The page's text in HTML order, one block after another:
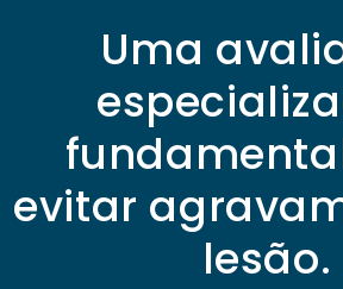
Uma
evitar
lesão.